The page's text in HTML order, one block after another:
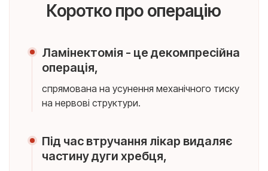
Коротко про операцію
Ламінектомія - це декомпресійна
операція,
спрямована на усунення механічного тиску
на нервові структури.
Під час втручання лікар видаляє
частину дуги хребця,